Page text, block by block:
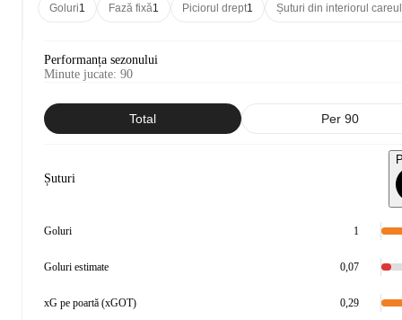
Goluri1 Fază fixă1 Piciorul drept1 Șuturi din interiorul
Performanța sezonului
Minute jucate: 90
Total Per 90
Șuturi
Goluri 1
Goluri estimate 0,07
xG pe poartă (xGOT) 0,29